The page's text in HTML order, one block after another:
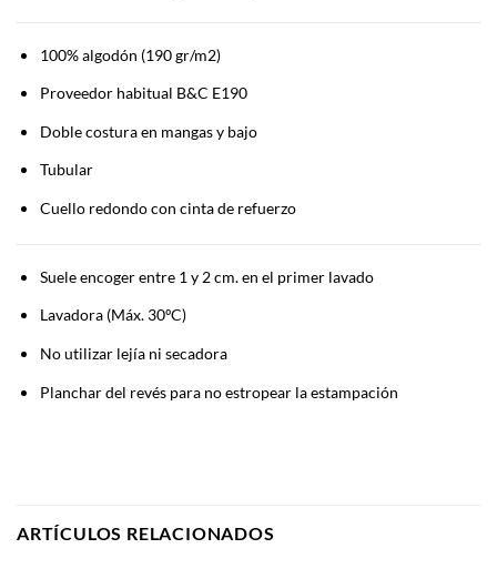
100% algodón (190 gr/m2)
Proveedor habitual B&C E190
Doble costura en mangas y bajo
Tubular
Cuello redondo con cinta de refuerzo
Suele encoger entre 1 y 2 cm. en el primer lavado
Lavadora (Máx. 30ºC)
No utilizar lejía ni secadora
Planchar del revés para no estropear la estampación
ARTÍCULOS RELACIONADOS